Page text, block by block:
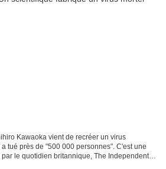
Kawaoka vient de recréer un virus
tué près de "500 000 personnes". C'est une
le quotidien britannique, The Independent .